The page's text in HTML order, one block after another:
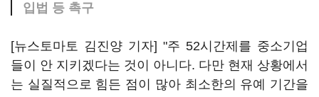
입법 등 촉구
[뉴스토마토 김진양 기자] "주 52시간제를 중소기업
들이 안 지키겠다는 것이 아니다. 다만 현재 상황에서
는 실질적으로 힘든 점이 많아 최소한의 유예 기간을